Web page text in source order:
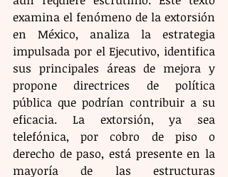
examina el fenómeno de la extorsión
en México, analiza la estrategia
impulsada por el Ejecutivo, identifica
sus principales áreas de mejora y
propone directrices de política
pública que podrían contribuir a su
eficacia. La extorsión, ya sea
telefónica, por cobro de piso o
derecho de paso, está presente en la
mayoría de las estructuras